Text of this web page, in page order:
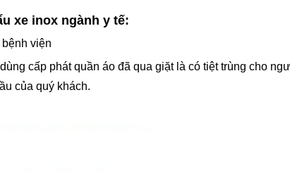
xe inox ngành y tế:
viện
cấp phát quần áo đã qua giặt là có tiệt trùng cho
của quý khách.